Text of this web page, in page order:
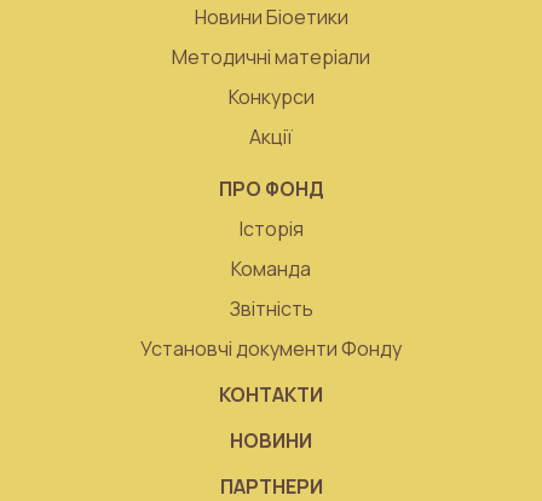
Новини Біоетики
Методичні матеріали
Конкурси
Акції
ПРО ФОНД
Історія
Команда
Звітність
Установчі документи Фонду
КОНТАКТИ
НОВИНИ
ПАРТНЕРИ